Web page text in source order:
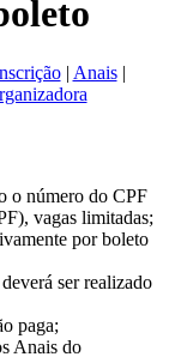
| Anais|
o número do CPF
vagas limitadas;
por boleto
ser realizado
paga;
Anais do